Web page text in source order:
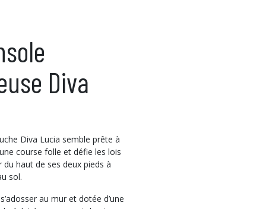
Diva
Diva Lucia semble prête à
course folle et défie les lois
du haut de ses deux pieds à
sol.
au mur et dotée d’une